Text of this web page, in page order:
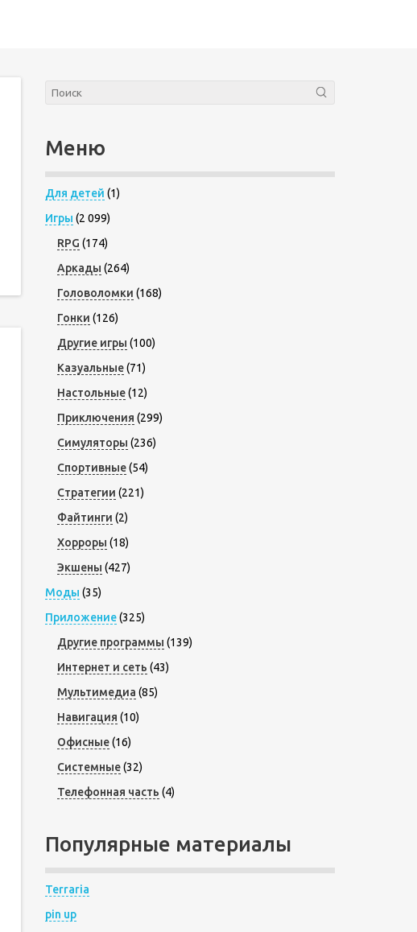
Меню
Для детей (1)
Игры (2 099)
RPG (174)
Аркады (264)
Головоломки (168)
Гонки (126)
Другие игры (100)
Казуальные(71)
Настольные(12)
Приключения (299)
Симуляторы (236)
Спортивные(54)
Стратегии (221)
Файтинги (2)
Хорроры (18)
Экшены (427)
Моды (35)
Приложение(325)
Другие программы (139)
Интернет и сеть (43)
Мультимедиа (85)
Навигация (10)
Офисные(16)
Системные(32)
Телефонная часть (4)
Популярные материалы
Terraria
pin up